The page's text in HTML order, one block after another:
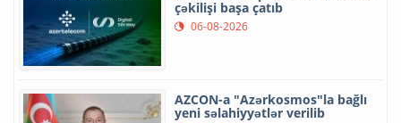
çəkilişi başa çatıb
06-08-2026
AZCON-a "Azərkosmos"la bağlı
yeni səlahiyyətlər verilib